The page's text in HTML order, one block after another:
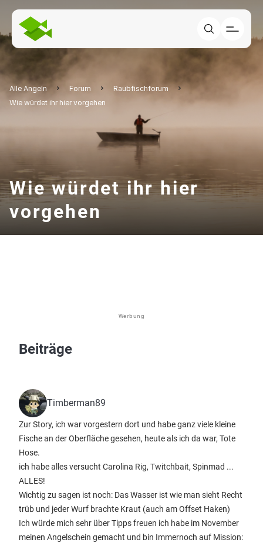
Alle Angeln Forum
Raubfischforum
Wie würdet ihr hier vorgehen
Wie würdet ihr hier
vorgehen
Werbung
Beiträge
Timberman89
Zur Story, ich war vorgestern dort und habe ganz viele kleine
Fische an der Oberfläche gesehen, heute als ich da war, Tote
Hose.
ich habe alles versucht Carolina Rig, Twitchbait, Spinmad ...
ALLES!
Wichtig zu sagen ist noch: Das Wasser ist wie man sieht Recht
trüb und jeder Wurf brachte Kraut (auch am Offset Haken)
Ich würde mich sehr über Tipps freuen ich habe im November
meinen Angelschein gemacht und bin Immernoch auf Mission: